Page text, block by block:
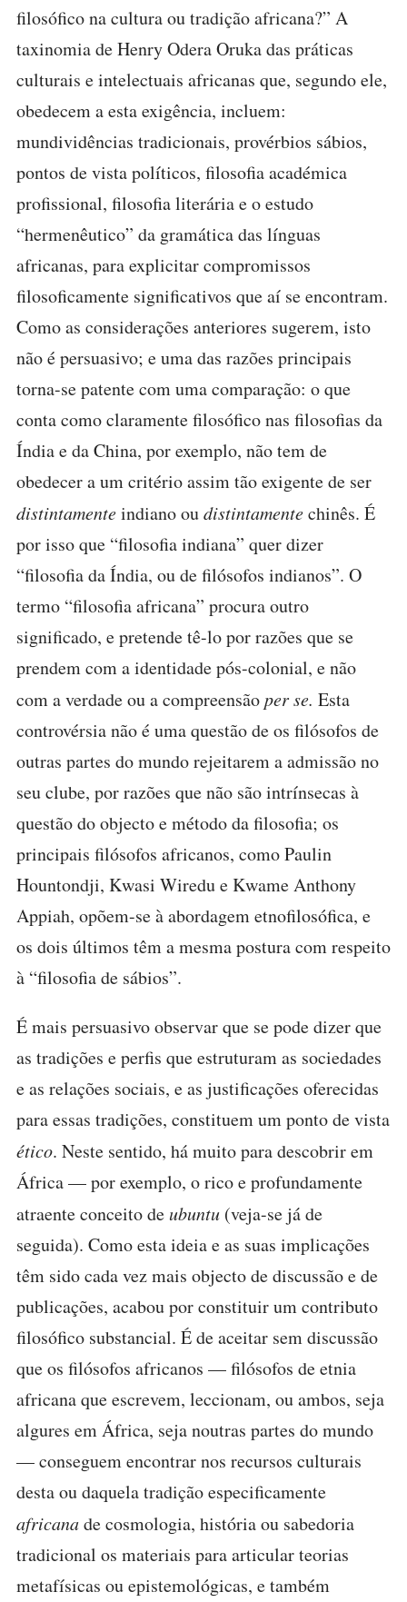
filosófico na cultura ou tradição africana?” A
taxinomia de Henry Odera Oruka das práticas
culturais e intelectuais africanas que, segundo ele,
obedecem a esta exigência, incluem:
mundividências tradicionais, provérbios sábios,
pontos de vista políticos, filosofia académica
profissional, filosofia literária e o estudo
“hermenêutico” da gramática das línguas
africanas, para explicitar compromissos
filosoficamente significativos que aí se encontram.
Como as considerações anteriores sugerem, isto
não é persuasivo; e uma das razões principais
torna-se patente com uma comparação: o que
conta como claramente filosófico nas filosofias da
Índia e da China, por exemplo, não tem de
obedecer a um critério assim tão exigente de ser
distintamenteindiano oudistintamentechinês. É
por isso que “filosofia indiana” quer dizer
“filosofia da Índia, ou de filósofos indianos”. O
termo “filosofia africana” procura outro
significado, e pretende tê-lo por razões que se
prendem com a identidade pós-colonial, e não
com a verdade ou a compreensãoper se. Esta
controvérsia não é uma questão de os filósofos de
outras partes do mundo rejeitarem a admissão no
seu clube, por razões que não são intrínsecas à
questão do objecto e método da filosofia; os
principais filósofos africanos, como Paulin
Hountondji, Kwasi Wiredu e Kwame Anthony
Appiah, opõem-se à abordagem etnofilosófica, e
os dois últimos têm a mesma postura com respeito
à “filosofia de sábios”.
É mais persuasivo observar que se pode dizer que
as tradições e perfis que estruturam as sociedades
e as relações sociais, e as justificações oferecidas
para essas tradições, constituem um ponto de vista
ético. Neste sentido, há muito para descobrir em
África — por exemplo, o rico e profundamente
atraente conceito deubuntu (veja-se já de
seguida). Como esta ideia e as suas implicações
têm sido cada vez mais objecto de discussão e de
publicações, acabou por constituir um contributo
filosófico substancial. É de aceitar sem discussão
que os filósofos africanos — filósofos de etnia
africana que escrevem, leccionam, ou ambos, seja
algures em África, seja noutras partes do mundo
— conseguem encontrar nos recursos culturais
desta ou daquela tradição especificamente
africanade cosmologia, história ou sabedoria
tradicional os materiais para articular teorias
metafísicas ou epistemológicas, e também